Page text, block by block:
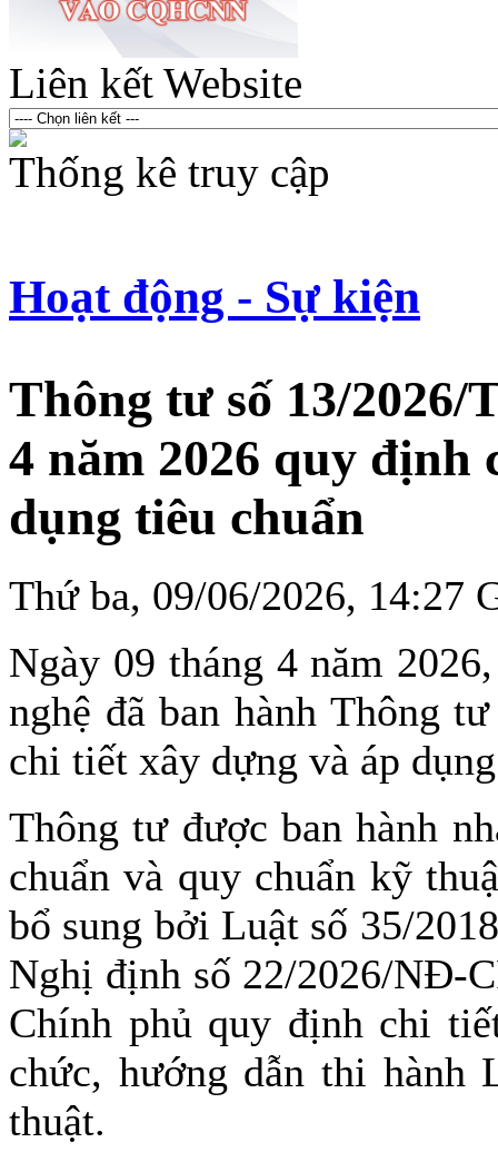
Liên kết Website
Thống kê truy cập
Hoạt động - Sự kiện
Thông tư số 13/
4 năm 2026 quy định
dụng tiêu chuẩn
Thứ ba, 09/06/2026, 14:27
Ngày 09 tháng 4 năm
nghệ đã ban hành Thông
chi tiết xây dựng và áp
Thông tư được ban hành
chuẩn và quy chuẩn kỹ
bổ sung bởi Luật số 35/
Nghị định số 22/2026/NĐ-
Chính phủ quy định chi
chức, hướng dẫn thi hành
thuật.